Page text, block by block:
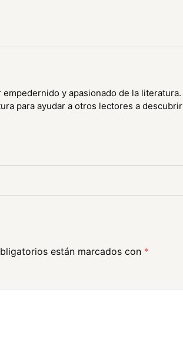
y apasionado de la literatura.
para ayudar a otros lectores a descubrir
están marcados con *